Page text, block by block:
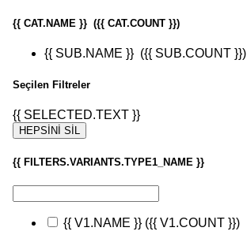
{{ CAT.NAME }} ({{ CAT.COUNT }})
{{ SUB.NAME }} ({{ SUB.COUNT }})
Seçilen Filtreler
{{ SELECTED.TEXT }}
HEPSİNİ SİL
{{ FILTERS.VARIANTS.TYPE1_NAME }}
{{ V1.NAME }} ({{ V1.COUNT }})